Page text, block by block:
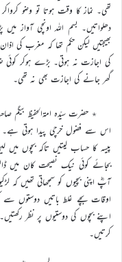
تھی۔ نماز کا وقت ہوتا تو وضو
دھلواتیں۔ بسم اللہ اونچی آواز
بھیجتیں لیکن حکم تھا کہ مغرب کی
کی اجازت نہ ہوتی۔ بڑے ہوکر کوئی
گھر جانے کی اجازت بھی نہ تھی۔
٭ حضرت سیّدہ امۃالحفیظ بیگم
اس سے فضول خرچی پیدا ہوتی
پیسہ کا حساب لیتیں تاکہ بچوں میں
بجائے کوئی نیک نصیحت کان میں
آپؓ اپنی بچیوں کو سمجھاتی تھیں کہ
اوقات بچے غلط باتیں دوستوں
اپنے بچوں کی دوستیوں پر نظر
کرتیں۔